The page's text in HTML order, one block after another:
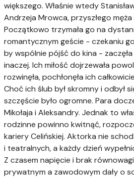
większego. Właśnie wtedy
Andrzeja Mrowca, przyszłego męża
Początkowo trzymała go na
romantycznym geście - czekaniu
by wspólnie pójść do kina -
inaczej. Ich miłość dojrzewała
rozwinęła, pochłonęła ich
Choć ich ślub był skromny i odbył
szczęście było ogromne. Para
Mikołaja i Aleksandry. Jednak to
rodzinne powinno kwitnąć,
kariery Celińskiej. Aktorka nie
i teatralnych, a każdy dzień
Z czasem napięcie i brak
prywatnym a zawodowym dały o